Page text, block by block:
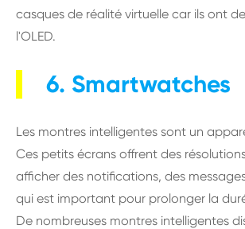
casques de réalité virtuelle car ils ont
l'OLED.
6. Smartwatches
Les montres intelligentes sont un
Ces petits écrans offrent des
afficher des notifications, des
qui est important pour prolonger la
De nombreuses montres intelligentes